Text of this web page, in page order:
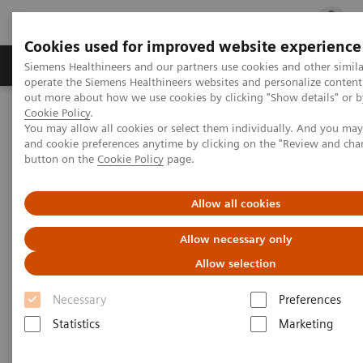
Cookies used for improved website experience
Siemens Healthineers and our partners use cookies and other
operate the Siemens Healthineers websites and personalize
out more about how we use cookies by clicking "Show details" or
Cookie Policy.
You may allow all cookies or select them individually. And you
and cookie preferences anytime by clicking on the "Review and
button on the Cookie Policy page.
Allow all cookies
Allow necessary only
Allow selection
Necessary
Preferences
Statistics
Marketing
Produits & services Support & formations
Accueil Imagerie Médicale
SOMATOM Definition Edge